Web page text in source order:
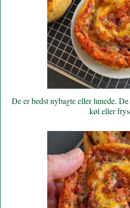
De er bedst nybagte eller lunede.
køl eller